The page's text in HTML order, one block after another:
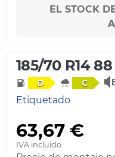
EL STOCK
185/70 R14 88
D C
Etiquetado
63,67 €
IVA incluido